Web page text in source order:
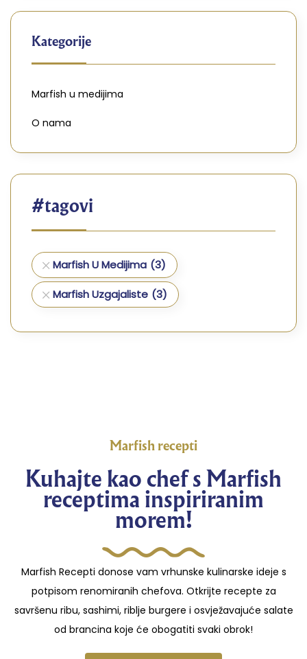
Kategorije
Marfish u medijima
O nama
#tagovi
Marfish U Medijima (3)
Marfish Uzgajaliste (3)
Marfish recepti
Kuhajte kao chef s Marfish
receptima inspiriranim
morem!
Marfish Recepti donose vam vrhunske kulinarske ideje s
potpisom renomiranih chefova. Otkrijte recepte za
savršenu ribu, sashimi, riblje burgere i osvježavajuće salate
od brancina koje će obogatiti svaki obrok!